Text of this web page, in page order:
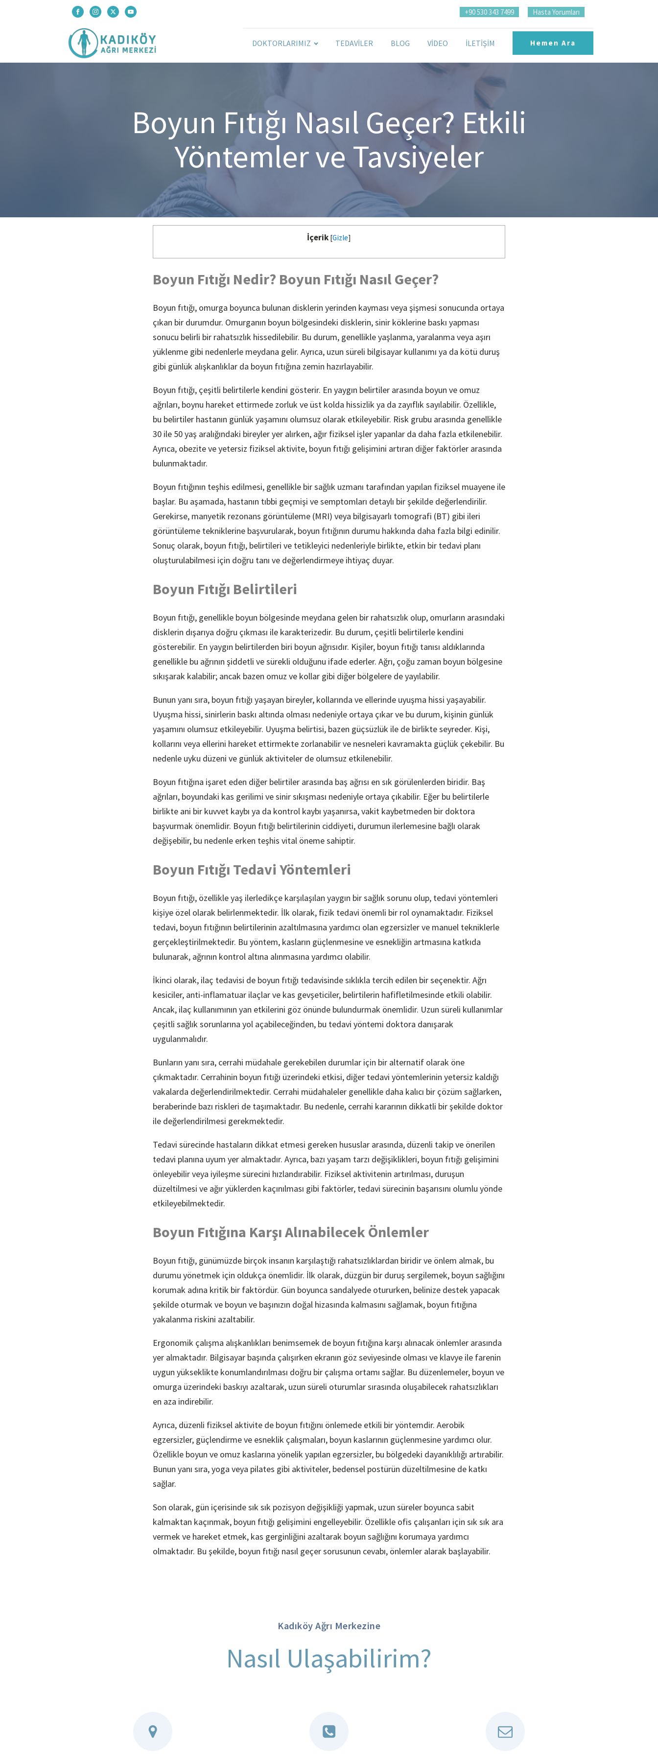
+90 530 343 7499 Hasta Yorumları
DOKTORLARIMIZ TEDAVILER BLOG VIDEO İLETIŞIM Hemen Ara
Boyun Fıtığı Nasıl Geçer? Etkili
Yöntemler ve Tavsiyeler
İçerik [Gizle]
Boyun Fıtığı Nedir? Boyun Fıtığı Nasıl Geçer?
Boyun fıtığı, omurga boyunca bulunan disklerin yerinden kayması veya şişmesi sonucunda ortaya
çıkan bir durumdur. Omurganın boyun bölgesindeki disklerin, sinir köklerine baskı yapması
sonucu belirli bir rahatsızlık hissedilebilir. Bu durum, genellikle yaşlanma, yaralanma veya aşırı
yüklenme gibi nedenlerle meydana gelir. Ayrıca, uzun süreli bilgisayar kullanımı ya da kötü duruş
gibi günlük alışkanlıklar da boyun fıtığına zemin hazırlayabilir.
Boyun fıtığı, çeşitli belirtilerle kendini gösterir. En yaygın belirtiler arasında boyun ve omuz
ağrıları, boynu hareket ettirmede zorluk ve üst kolda hissizlik ya da zayıflık sayılabilir. Özellikle,
bu belirtiler hastanın günlük yaşamını olumsuz olarak etkileyebilir. Risk grubu arasında genellikle
30 ile 50 yaş aralığındaki bireyler yer alırken, ağır fiziksel işler yapanlar da daha fazla etkilenebilir.
Ayrıca, obezite ve yetersiz fiziksel aktivite, boyun fıtığı gelişimini artıran diğer faktörler arasında
bulunmaktadır.
Boyun fıtığının teşhis edilmesi, genellikle bir sağlık uzmanı tarafından yapılan fiziksel muayene ile
başlar. Bu aşamada, hastanın tıbbi geçmişi ve semptomları detaylı bir şekilde değerlendirilir.
Gerekirse, manyetik rezonans görüntüleme (MRI) veya bilgisayarlı tomografi (BT) gibi ileri
görüntüleme tekniklerine başvurularak, boyun fıtığının durumu hakkında daha fazla bilgi edinilir.
Sonuç olarak, boyun fıtığı, belirtileri ve tetikleyici nedenleriyle birlikte, etkin bir tedavi planı
oluşturulabilmesi için doğru tanı ve değerlendirmeye ihtiyaç duyar.
Boyun Fıtığı Belirtileri
Boyun fıtığı, genellikle boyun bölgesinde meydana gelen bir rahatsızlık olup, omurların arasındaki
disklerin dışarıya doğru çıkması ile karakterizedir. Bu durum, çeşitli belirtilerle kendini
gösterebilir. En yaygın belirtilerden biri boyun ağrısıdır. Kişiler, boyun fıtığı tanısı aldıklarında
genellikle bu ağrının şiddetli ve sürekli olduğunu ifade ederler. Ağrı, çoğu zaman boyun bölgesine
sıkışarak kalabilir; ancak bazen omuz ve kollar gibi diğer bölgelere de yayılabilir.
Bunun yanı sıra, boyun fıtığı yaşayan bireyler, kollarında ve ellerinde uyuşma hissi yaşayabilir.
Uyuşma hissi, sinirlerin baskı altında olması nedeniyle ortaya çıkar ve bu durum, kişinin günlük
yaşamını olumsuz etkileyebilir. Uyuşma belirtisi, bazen güçsüzlük ile de birlikte seyreder. Kişi,
kollarını veya ellerini hareket ettirmekte zorlanabilir ve nesneleri kavramakta güçlük çekebilir. Bu
nedenle uyku düzeni ve günlük aktiviteler de olumsuz etkilenebilir.
Boyun fıtığına işaret eden diğer belirtiler arasında baş ağrısı en sık görülenlerden biridir. Baş
ağrıları, boyundaki kas gerilimi ve sinir sıkışması nedeniyle ortaya çıkabilir. Eğer bu belirtilerle
birlikte ani bir kuvvet kaybı ya da kontrol kaybı yaşanırsa, vakit kaybetmeden bir doktora
başvurmak önemlidir. Boyun fıtığı belirtilerinin ciddiyeti, durumun ilerlemesine bağlı olarak
değişebilir, bu nedenle erken teşhis vital öneme sahiptir.
Boyun Fıtığı Tedavi Yöntemleri
Boyun fıtığı, özellikle yaş ilerledikçe karşılaşılan yaygın bir sağlık sorunu olup, tedavi yöntemleri
kişiye özel olarak belirlenmektedir. İlk olarak, fizik tedavi önemli bir rol oynamaktadır. Fiziksel
tedavi, boyun fıtığının belirtilerinin azaltılmasına yardımcı olan egzersizler ve manuel tekniklerle
gerçekleştirilmektedir. Bu yöntem, kasların güçlenmesine ve esnekliğin artmasına katkıda
bulunarak, ağrının kontrol altına alınmasına yardımcı olabilir.
İkinci olarak, ilaç tedavisi de boyun fıtığı tedavisinde sıklıkla tercih edilen bir seçenektir. Ağrı
kesiciler, anti-inflamatuar ilaçlar ve kas gevşeticiler, belirtilerin hafifletilmesinde etkili olabilir.
Ancak, ilaç kullanımının yan etkilerini göz önünde bulundurmak önemlidir. Uzun süreli kullanımlar
çeşitli sağlık sorunlarına yol açabileceğinden, bu tedavi yöntemi doktora danışarak
uygulanmalıdır.
Bunların yanı sıra, cerrahi müdahale gerekebilen durumlar için bir alternatif olarak öne
çıkmaktadır. Cerrahinin boyun fıtığı üzerindeki etkisi, diğer tedavi yöntemlerinin yetersiz kaldığı
vakalarda değerlendirilmektedir. Cerrahi müdahaleler genellikle daha kalıcı bir çözüm sağlarken,
beraberinde bazı riskleri de taşımaktadır. Bu nedenle, cerrahi kararının dikkatli bir şekilde doktor
ile değerlendirilmesi gerekmektedir.
Tedavi sürecinde hastaların dikkat etmesi gereken hususlar arasında, düzenli takip ve önerilen
tedavi planına uyum yer almaktadır. Ayrıca, bazı yaşam tarzı değişiklikleri, boyun fıtığı gelişimini
önleyebilir veya iyileşme sürecini hızlandırabilir. Fiziksel aktivitenin artırılması, duruşun
düzeltilmesi ve ağır yüklerden kaçınılması gibi faktörler, tedavi sürecinin başarısını olumlu yönde
etkileyebilmektedir.
Boyun Fıtığına Karşı Alınabilecek Önlemler
Boyun fıtığı, günümüzde birçok insanın karşılaştığı rahatsızlıklardan biridir ve önlem almak, bu
durumu yönetmek için oldukça önemlidir. İlk olarak, düzgün bir duruş sergilemek, boyun sağlığını
korumak adına kritik bir faktördür. Gün boyunca sandalyede otururken, belinize destek yapacak
şekilde oturmak ve boyun ve başınızın doğal hizasında kalmasını sağlamak, boyun fıtığına
yakalanma riskini azaltabilir.
Ergonomik çalışma alışkanlıkları benimsemek de boyun fıtığına karşı alınacak önlemler arasında
yer almaktadır. Bilgisayar başında çalışırken ekranın göz seviyesinde olması ve klavye ile farenin
uygun yükseklikte konumlandırılması doğru bir çalışma ortamı sağlar. Bu düzenlemeler, boyun ve
omurga üzerindeki baskıyı azaltarak, uzun süreli oturumlar sırasında oluşabilecek rahatsızlıkları
en aza indirebilir.
Ayrıca, düzenli fiziksel aktivite de boyun fıtığını önlemede etkili bir yöntemdir. Aerobik
egzersizler, güçlendirme ve esneklik çalışmaları, boyun kaslarının güçlenmesine yardımcı olur.
Özellikle boyun ve omuz kaslarına yönelik yapılan egzersizler, bu bölgedeki dayanıklılığı artırabilir.
Bunun yanı sıra, yoga veya pilates gibi aktiviteler, bedensel postürün düzeltilmesine de katkı
sağlar.
Son olarak, gün içerisinde sık sık pozisyon değişikliği yapmak, uzun süreler boyunca sabit
kalmaktan kaçınmak, boyun fıtığı gelişimini engelleyebilir. Özellikle ofis çalışanları için sık sık ara
vermek ve hareket etmek, kas gerginliğini azaltarak boyun sağlığını korumaya yardımcı
olmaktadır. Bu şekilde, boyun fıtığı nasıl geçer sorusunun cevabı, önlemler alarak başlayabilir.
Kadıköy Ağrı Merkezine
Nasıl Ulaşabilirim?